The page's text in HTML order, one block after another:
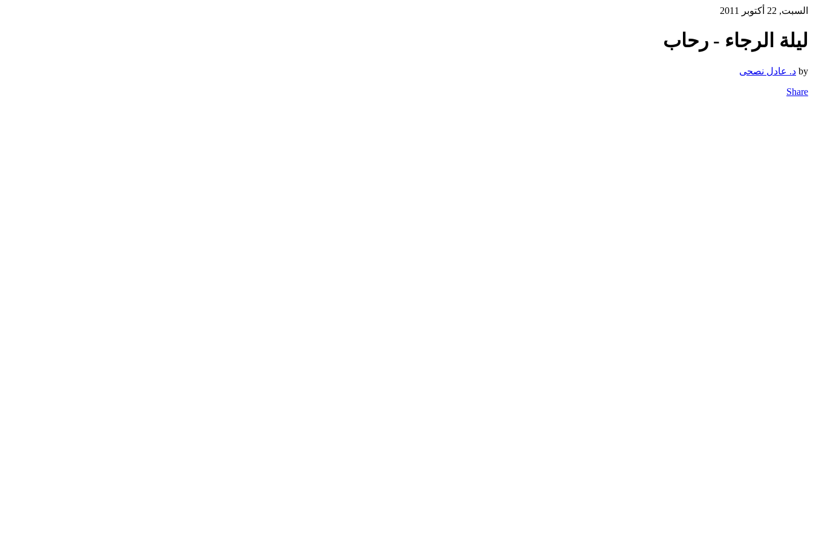
السبت, 22 أكتوبر 2011
ليلة الرجاء - رحاب
by د. عادل نصحى
Share